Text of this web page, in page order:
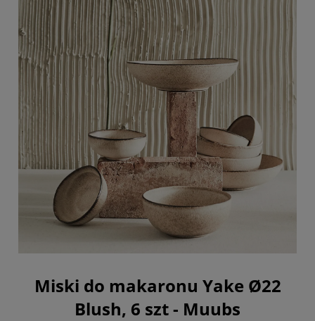
Miski do makaronu Yake Ø22
Blush, 6 szt - Muubs